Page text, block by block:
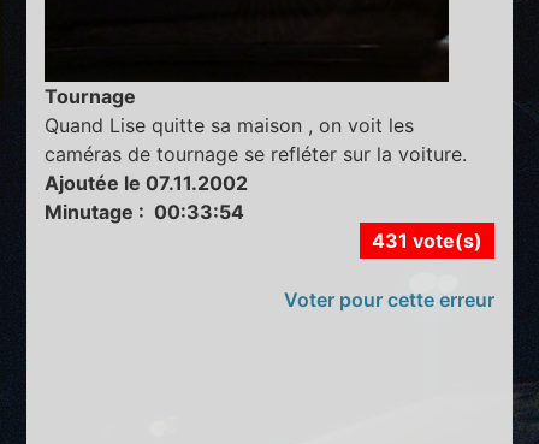
Tournage
Quand Lise quitte sa maison , on voit les
caméras de tournage se refléter sur la voiture.
Ajoutée le 07.11.2002
Minutage : 00:33:54
431 vote(s)
Voter pour cette erreur